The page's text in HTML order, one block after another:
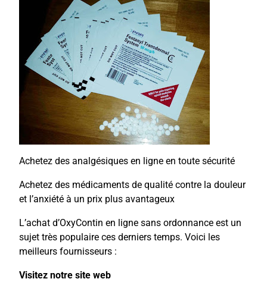
Achetez des analgésiques en ligne en toute sécurité
Achetez des médicaments de qualité contre la douleur
et l’anxiété à un prix plus avantageux
L’achat d’OxyContin en ligne sans ordonnance est un
sujet très populaire ces derniers temps. Voici les
meilleurs fournisseurs :
Visitez notre site web